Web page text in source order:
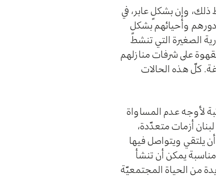
ذلك، وإن بشكلٍ عابر، في
دورهم وأحيائهم بشكلٍ
الصغيرة التي تنشط
على شرفات منازلهم
كلّ هذه الحالات
لأوجه عدم المساواة
أزمات متعدّدة،
يلتقي ويتواصل فيها
يمكن أن تنشأ
من الحياة المجتمعيّة